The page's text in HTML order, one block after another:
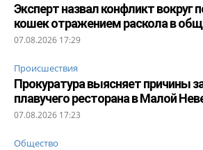
Эксперт назвал конфликт вокруг
кошек отражением раскола в
07.08.2026 17:29
Происшествия
Прокуратура выясняет причины
плавучего ресторана в Малой
07.08.2026 17:23
Общество